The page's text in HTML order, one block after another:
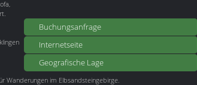
Buchungsanfrage
Internetseite
Geografische Lage
Wanderungen im Elbsandsteingebirge.